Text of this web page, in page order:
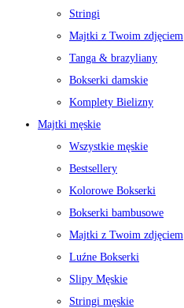
Stringi
Majtki z Twoim zdjęciem
Tanga & brazyliany
Bokserki damskie
Komplety Bielizny
Majtki męskie
Wszystkie męskie
Bestsellery
Kolorowe Bokserki
Bokserki bambusowe
Majtki z Twoim zdjęciem
Luźne Bokserki
Slipy Męskie
Stringi męskie